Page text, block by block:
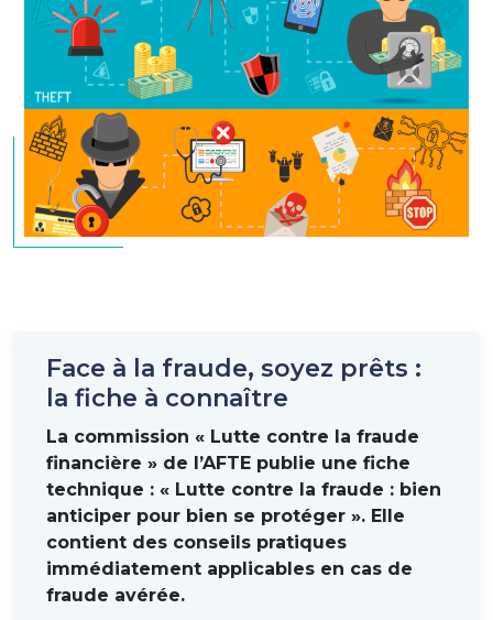
Face à la fraude, soyez prêts :
la fiche à connaître
La commission « Lutte contre la fraude
financière » de l’AFTE publie une fiche
technique : « Lutte contre la fraude : bien
anticiper pour bien se protéger ». Elle
contient des conseils pratiques
immédiatement applicables en cas de
fraude avérée.